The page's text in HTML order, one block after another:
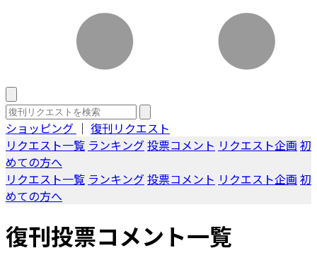
ショッピング ｜ 復刊リクエスト
リクエスト一覧 ランキング投票コメント リクエスト企画 初
めての方へ
リクエスト一覧 ランキング投票コメント リクエスト企画 初
めての方へ
復刊投票コメント一覧